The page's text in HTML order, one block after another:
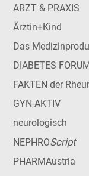
ARZT & PRAXIS
Ärztin+Kind
Das
DIABETES FORUM
FAKTEN der
GYN-AKTIV
neurologisch
NEPHROScript
PHARMAustria